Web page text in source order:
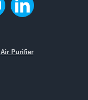
Air Purifier